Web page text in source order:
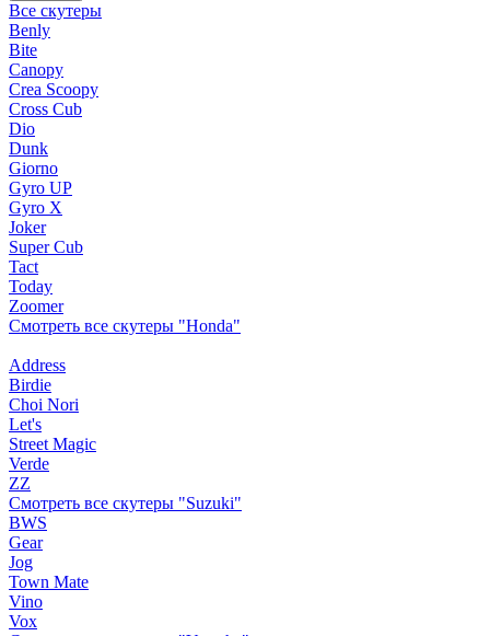
Все скутеры
Benly
Bite
Canopy
Crea Scoopy
Cross Cub
Dio
Dunk
Giorno
Gyro UP
Gyro X
Joker
Super Cub
Tact
Today
Zoomer
Смотреть все скутеры "Honda"
Address
Birdie
Choi Nori
Let's
Street Magic
Verde
ZZ
Смотреть все скутеры "Suzuki"
BWS
Gear
Jog
Town Mate
Vino
Vox